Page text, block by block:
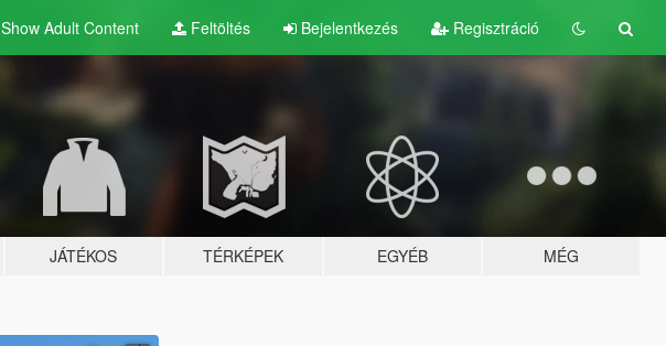
Show Adult Content Feltöltés Bejelentkezés Regisztráció
JÁTÉKOS TÉRKÉPEK EGYÉB MÉG